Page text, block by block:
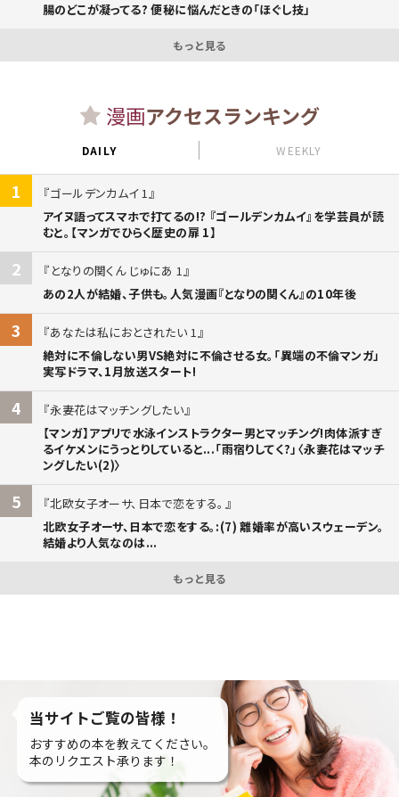
腸のどこが凝ってる? 便秘に悩んだときの「ほぐし技」
もっと見る
漫画アクセスランキング
DAILY WEEKLY
1
ゴールデンカムイ 1
アイヌ語ってスマホで打てるの!? 『ゴールデンカムイ』を学芸員が読
むと。【マンガでひらく歴史の扉 1】
2
となりの関くん じゅにあ 1
あの2人が結婚、子供も。人気漫画『となりの関くん』の10年後
3
あなたは私におとされたい 1
絶対に不倫しない男VS絶対に不倫させる女。「異端の不倫マンガ」
実写ドラマ、1月放送スタート!
4
永妻花はマッチングしたい
【マンガ】アプリで水泳インストラクター男とマッチング!肉体派すぎ
るイケメンにうっとりしていると...「雨宿りしてく?」〈永妻花はマッチ
ングしたい(2)〉
5
北欧女子オーサ、日本で恋をする。
北欧女子オーサ、日本で恋をする。:(7) 離婚率が高いスウェーデン。
結婚より人気なのは...
もっと見る
当サイトご覧の皆様！
おすすめの本を教えてください。
本のリクエスト承ります！